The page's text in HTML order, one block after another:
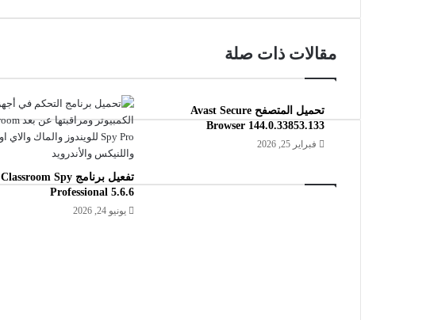
مقالات ذات صلة
تحميل المتصفح Avast Secure
Browser 144.0.33853.133
فبراير 25, 2026
تفعيل برنامج Classroom Spy
Professional 5.6.6
يونيو 24, 2026